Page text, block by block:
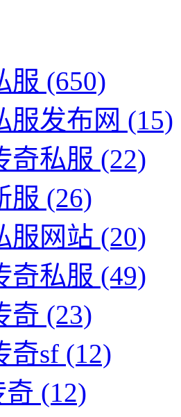
服 (650)
服发布网 (15)
奇私服 (22)
服 (26)
服网站 (20)
奇私服 (49)
奇 (23)
奇sf (12)
奇 (12)